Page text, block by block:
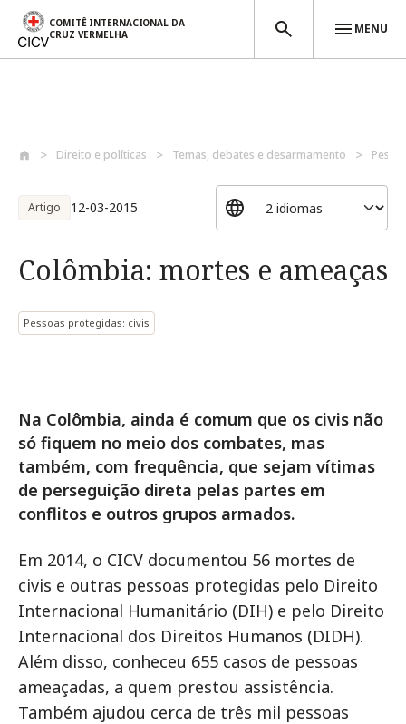
COMITÊ INTERNACIONAL DA
CRUZ VERMELHA
MENU
Direito e políticas Temas, debates e desarmamento
Artigo 12-03-2015
Colômbia: mortes e ameaças
Pessoas protegidas: civis
Na Colômbia, ainda é comum que os civis não
só fiquem no meio dos combates, mas
também, com frequência, que sejam vítimas
de perseguição direta pelas partes em
conflitos e outros grupos armados.
Em 2014, o CICV documentou 56 mortes de
civis e outras pessoas protegidas pelo Direito
Internacional Humanitário (DIH) e pelo Direito
Internacional dos Direitos Humanos (DIDH).
Além disso, conheceu 655 casos de pessoas
ameaçadas, a quem prestou assistência.
Também ajudou cerca de três mil pessoas